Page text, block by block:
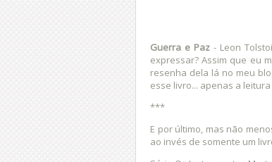
Guerra e Paz - Leon
expressar? Assim que eu
resenha dela lá no meu
esse livro... apenas a
***
E por último, mas não
ao invés de somente um